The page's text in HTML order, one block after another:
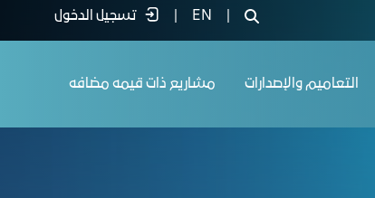
EN تسجيل الدخول
التعاميم والإصدارات مشاريع ذات قيمه مضافه